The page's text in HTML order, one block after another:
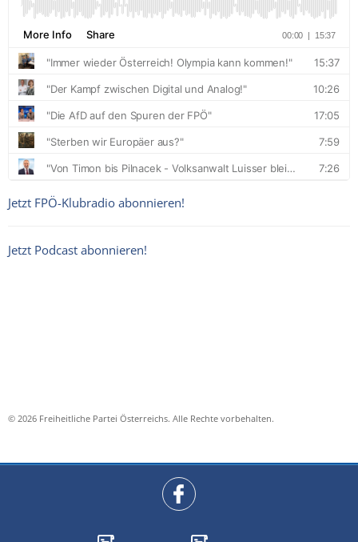
Jetzt FPÖ-Klubradio abonnieren!
Jetzt Podcast abonnieren!
© 2026 Freiheitliche Partei Österreichs. Alle Rechte vorbehalten.